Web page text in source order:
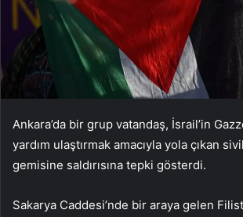
Ankara’da bir grup vatandaş, İsrail’in
yardım ulaştırmak amacıyla yola çıkan
gemisine saldırısına tepki gösterdi.
Sakarya Caddesi’nde bir araya gelen